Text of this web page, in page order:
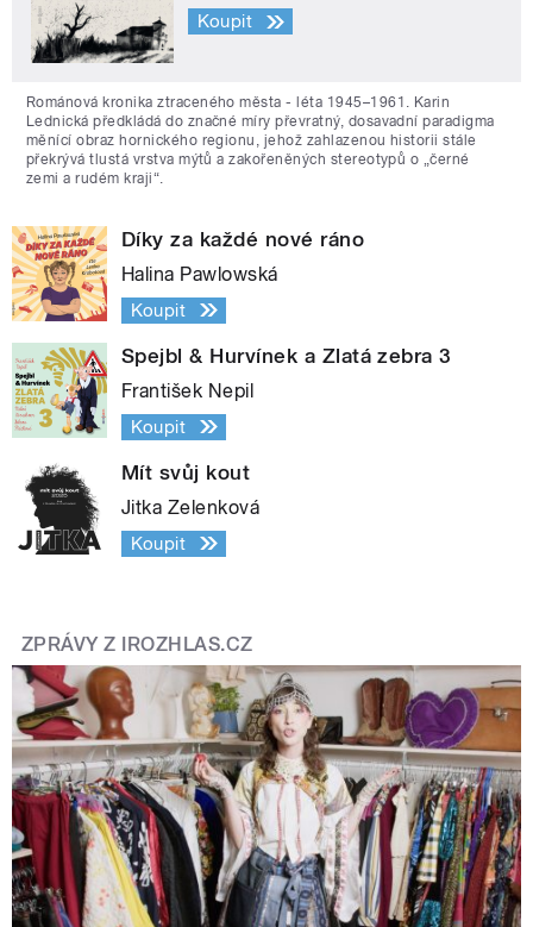
Koupit
Románová kronika ztraceného města - léta 1945–1961. Karin
Lednická předkládá do značné míry převratný, dosavadní paradigma
měnící obraz hornického regionu, jehož zahlazenou historii stále
překrývá tlustá vrstva mýtů a zakořeněných stereotypů o „černé
zemi a rudém kraji“.
Díky za každé nové ráno
Halina Pawlowská
Koupit
Spejbl & Hurvínek a Zlatá zebra 3
František Nepil
Koupit
Mít svůj kout
Jitka Zelenková
Koupit
ZPRÁVY Z IROZHLAS.CZ